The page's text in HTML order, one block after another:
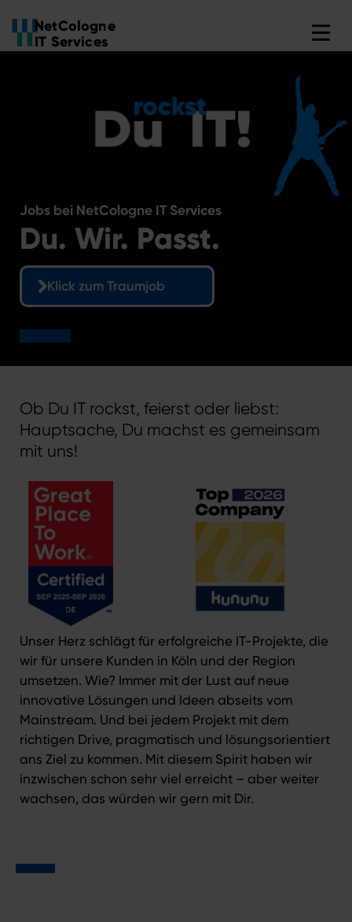
NetCologne
IT Services
Jobs bei NetCologne IT Services
Du. Wir. Passt.
Klick zum Traumjob
Ob Du IT rockst, feierst oder liebst:
Hauptsache, Du machst es gemeinsam
mit uns!
Unser Herz schlägt für erfolgreiche IT-Projekte, die
wir für unsere Kunden in Köln und der Region
umsetzen. Wie? Immer mit der Lust auf neue
innovative Lösungen und Ideen abseits vom
Mainstream. Und bei jedem Projekt mit dem
richtigen Drive, pragmatisch und lösungsorientiert
ans Ziel zu kommen. Mit diesem Spirit haben wir
inzwischen schon sehr viel erreicht – aber weiter
wachsen, das würden wir gern mit Dir.